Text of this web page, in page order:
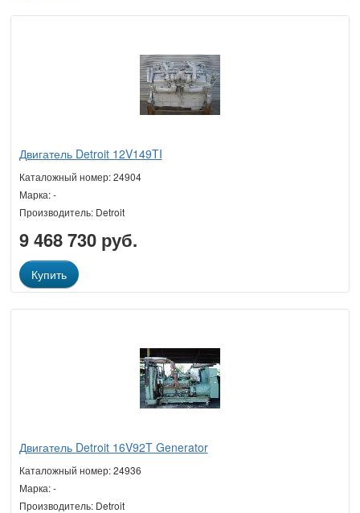
Двигатель Detroit 12V149TI
Каталожный номер: 24904
Марка: -
Производитель: Detroit
9 468 730 руб.
Купить
Двигатель Detroit 16V92T Generator
Каталожный номер: 24936
Марка: -
Производитель: Detroit